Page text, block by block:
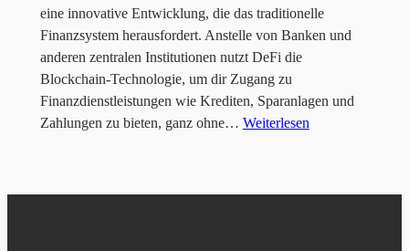
eine innovative Entwicklung, die das traditionelle
Finanzsystem herausfordert. Anstelle von Banken und
anderen zentralen Institutionen nutzt DeFi die
Blockchain-Technologie, um dir Zugang zu
Finanzdienstleistungen wie Krediten, Sparanlagen und
Zahlungen zu bieten, ganz ohne… Weiterlesen